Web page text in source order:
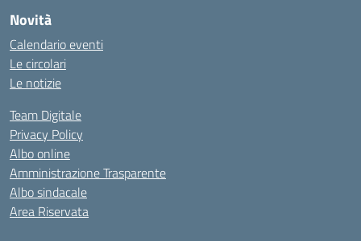
Novità
Calendario eventi
Le circolari
Le notizie
Team Digitale
Privacy Policy
Albo online
Amministrazione Trasparente
Albo sindacale
Area Riservata